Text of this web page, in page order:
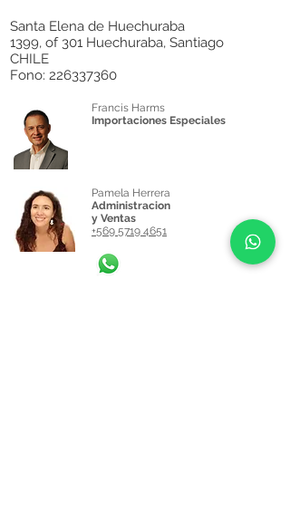
montaje externo) estándar de la
industria.
Su sonido es controlado, con mucho
para Rock, Pop, Funk
Santa Elena de Huechuraba
1399, of 301 Huechuraba, Santiago
CHILE
Fono: 226337360
Francis Harms
Importaciones Especiales
Pamela Herrera
Administracion
y Ventas
+569 5719 4651